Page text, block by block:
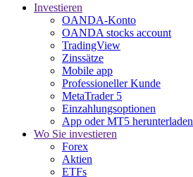
Investieren
OANDA-Konto
OANDA stocks account
TradingView
Zinssätze
Mobile app
Professioneller Kunde
MetaTrader 5
Einzahlungsoptionen
App oder MT5 herunterladen
Wo Sie investieren
Forex
Aktien
ETFs